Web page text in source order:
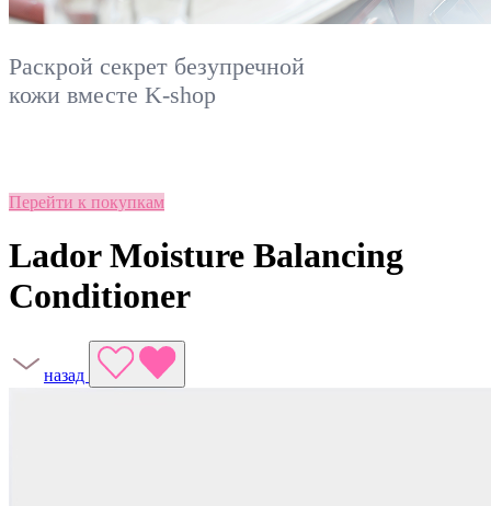
Раскрой секрет безупречной
кожи вместе K-shop
Перейти к покупкам
Lador Moisture Balancing
Conditioner
назад